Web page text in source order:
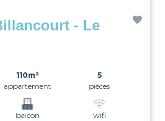
- Le
110m²
appartement
5
pièces
balcon wifi